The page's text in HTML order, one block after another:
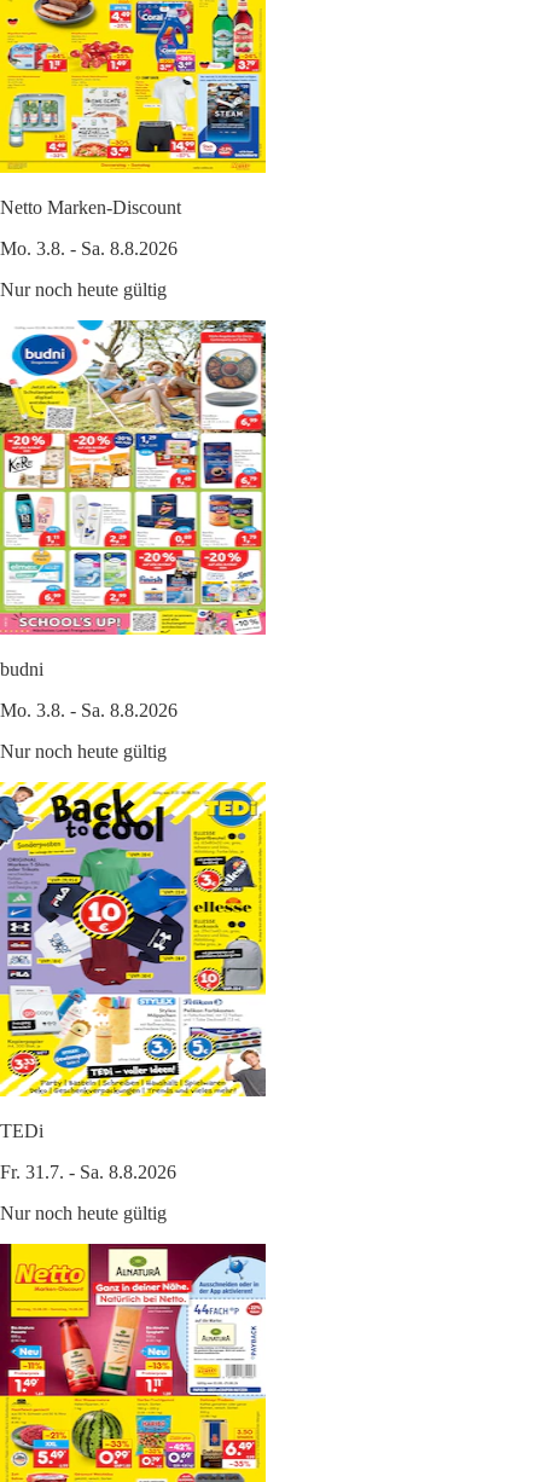
Netto Marken-Discount
Mo. 3.8. - Sa. 8.8.2026
Nur noch heute gültig
budni
Mo. 3.8. - Sa. 8.8.2026
Nur noch heute gültig
TEDi
Fr. 31.7. - Sa. 8.8.2026
Nur noch heute gültig